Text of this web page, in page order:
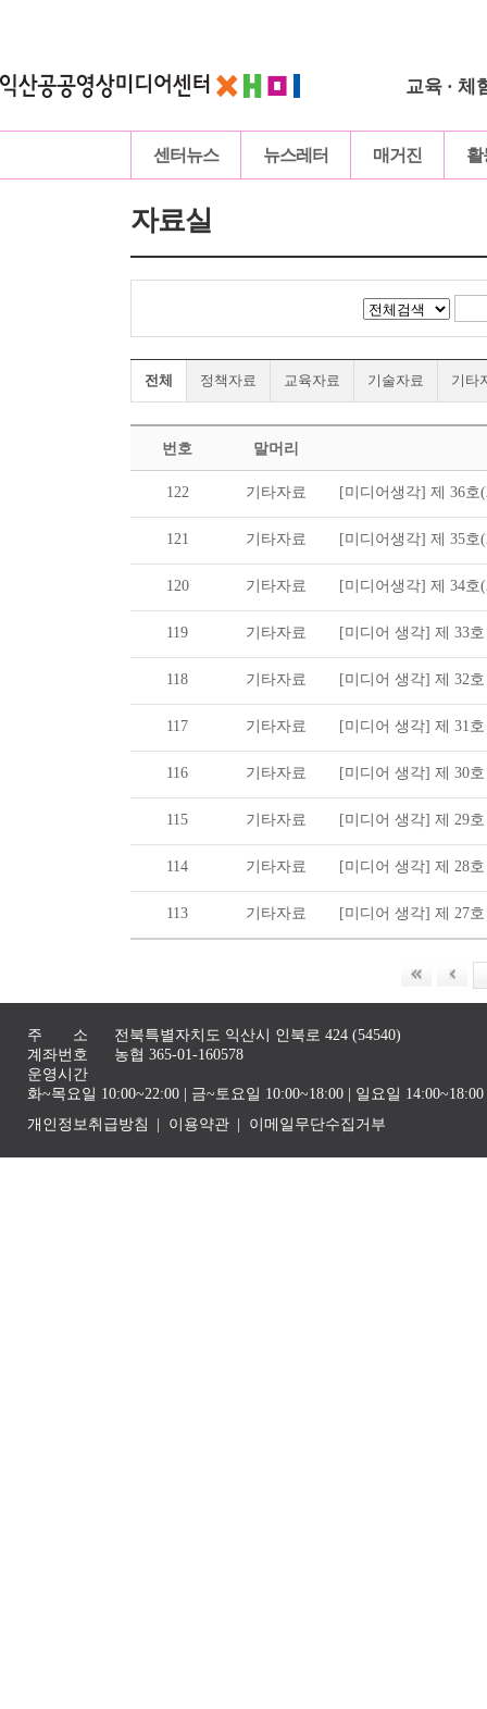
교육 · 체
센터뉴스 뉴스레터 매거진 활
자료실
전체 정책자료 교육자료 기술자료 기타
번호 말머리
122 기타자료 [미디어생각] 제 36호
121 기타자료 [미디어생각] 제 35호
120 기타자료 [미디어생각] 제 34호
119 기타자료 [미디어 생각] 제 33호
118 기타자료 [미디어 생각] 제 32호
117 기타자료 [미디어 생각] 제 31호
116 기타자료 [미디어 생각] 제 30호
115 기타자료 [미디어 생각] 제 29호
114 기타자료 [미디어 생각] 제 28호
113 기타자료 [미디어 생각] 제 27호
주 소
전북특별자치도 익산시 인북로 424 (54540)
계좌번호
농협 365-01-160578
운영시간
화~목요일 10:00~22:00 | 금~토요일 10:00~18:00 | 일요일
개인정보취급방침
이용약관 이메일무단수집거부